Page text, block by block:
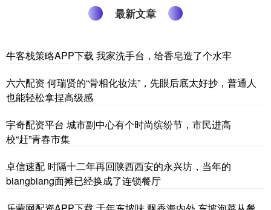
最新文章
牛客栈策略APP下载 我家洗手台，给香皂造了个水牢
六六配资 何瑞贤的“骨相化妆法”，先眼后底太好抄，普通人
也能轻松拿捏高级感
宇奇配资平台 城市副中心有个时尚缤纷节，市民进高
校“赶”青春市集
卓信速配 时隔十二年再回陕西西安的永兴坊，当年的
biangbiang面摊已经换成了连锁餐厅